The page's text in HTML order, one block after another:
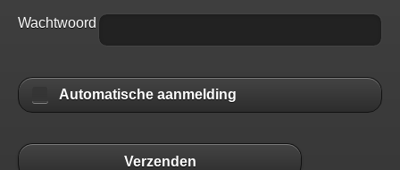
Wachtwoord
Automatische aanmelding
Verzenden